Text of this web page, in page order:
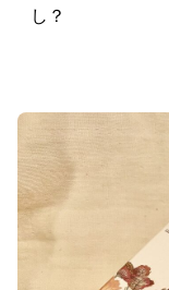
し？